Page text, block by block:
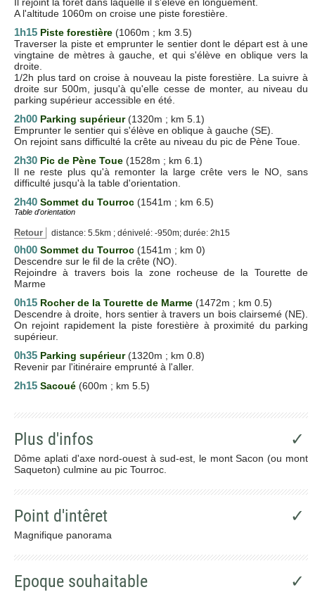
A l'altitude 1060m on croise une piste forestière.
1h15 Piste forestière (1060m ; km 3.5)
Traverser la piste et emprunter le sentier dont le départ est à une
vingtaine de mètres à gauche, et qui s'élève en oblique vers la
droite.
1/2h plus tard on croise à nouveau la piste forestière. La suivre à
droite sur 500m, jusqu'à qu'elle cesse de monter, au niveau du
parking supérieur accessible en été.
2h00 Parking supérieur (1320m ; km 5.1)
Emprunter le sentier qui s'élève en oblique à gauche (SE).
On rejoint sans difficulté la crête au niveau du pic de Pène Toue.
2h30 Pic de Pène Toue (1528m ; km 6.1)
Il ne reste plus qu'à remonter la large crête vers le NO, sans
difficulté jusqu'à la table d'orientation.
2h40 Sommet du Tourroc (1541m ; km 6.5)
Table d'orientation
Retour distance: 5.5km ; dénivelé: -950m; durée: 2h15
0h00 Sommet du Tourroc (1541m ; km 0)
Descendre sur le fil de la crête (NO).
Rejoindre à travers bois la zone rocheuse de la Tourette de
Marme
0h15 Rocher de la Tourette de Marme (1472m ; km 0.5)
Descendre à droite, hors sentier à travers un bois clairsemé (NE).
On rejoint rapidement la piste forestière à proximité du parking
supérieur.
0h35 Parking supérieur (1320m ; km 0.8)
Revenir par l'itinéraire emprunté à l'aller.
2h15 Sacoué (600m ; km 5.5)
Plus d'infos ✓
Dôme aplati d'axe nord-ouest à sud-est, le mont Sacon (ou mont
Saqueton) culmine au pic Tourroc.
Point d'intêret ✓
Magnifique panorama
Epoque souhaitable ✓